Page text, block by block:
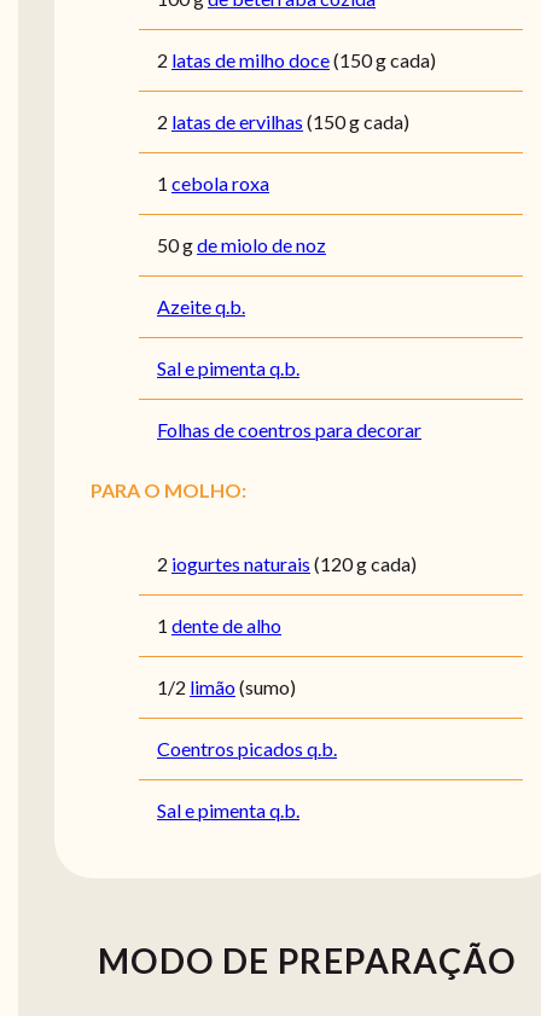
2 latas de milho doce(150 g cada)
2 latas de ervilhas (150 g cada)
1 cebola roxa
50gde miolo de noz
Azeite q.b.
Sal e pimenta q.b.
Folhas de coentros para decorar
PARA O MOLHO:
2 iogurtes naturais (120 g cada)
1 dente de alho
1/2 limão(sumo)
Coentros picados q.b.
Sal e pimenta q.b.
MODO DE PREPARAÇÃO